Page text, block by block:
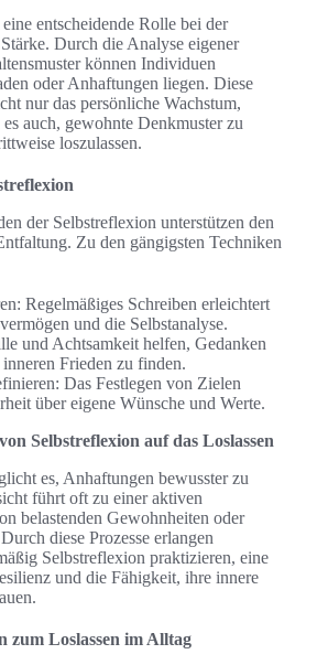
entscheidende Rolle bei der
Durch die Analyse eigener
können Individuen
oder Anhaftungen liegen. Diese
nur das persönliche Wachstum,
auch, gewohnte Denkmuster zu
loszulassen.
der Selbstreflexion unterstützen den
Zu den gängigsten Techniken
Regelmäßiges Schreiben erleichtert
und die Selbstanalyse.
und Achtsamkeit helfen, Gedanken
Frieden zu finden.
Das Festlegen von Zielen
über eigene Wünsche und Werte.
Selbstreflexion auf das Loslassen
es, Anhaftungen bewusster zu
führt oft zu einer aktiven
belastenden Gewohnheiten oder
diese Prozesse erlangen
Selbstreflexion praktizieren, eine
und die Fähigkeit, ihre innere
zum Loslassen im Alltag